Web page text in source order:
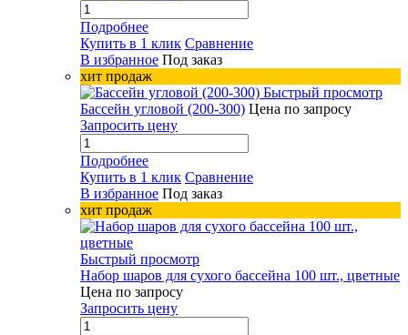
Подробнее
Купить в 1 клик Сравнение
В избранное Под заказ
хит продаж
Быстрый просмотр
Бассейн угловой (200-300) Цена по запросу
Запросить цену
Подробнее
Купить в 1 клик Сравнение
В избранное Под заказ
хит продаж
Быстрый просмотр
Набор шаров для сухого бассейна 100 шт., цветные
Цена по запросу
Запросить цену